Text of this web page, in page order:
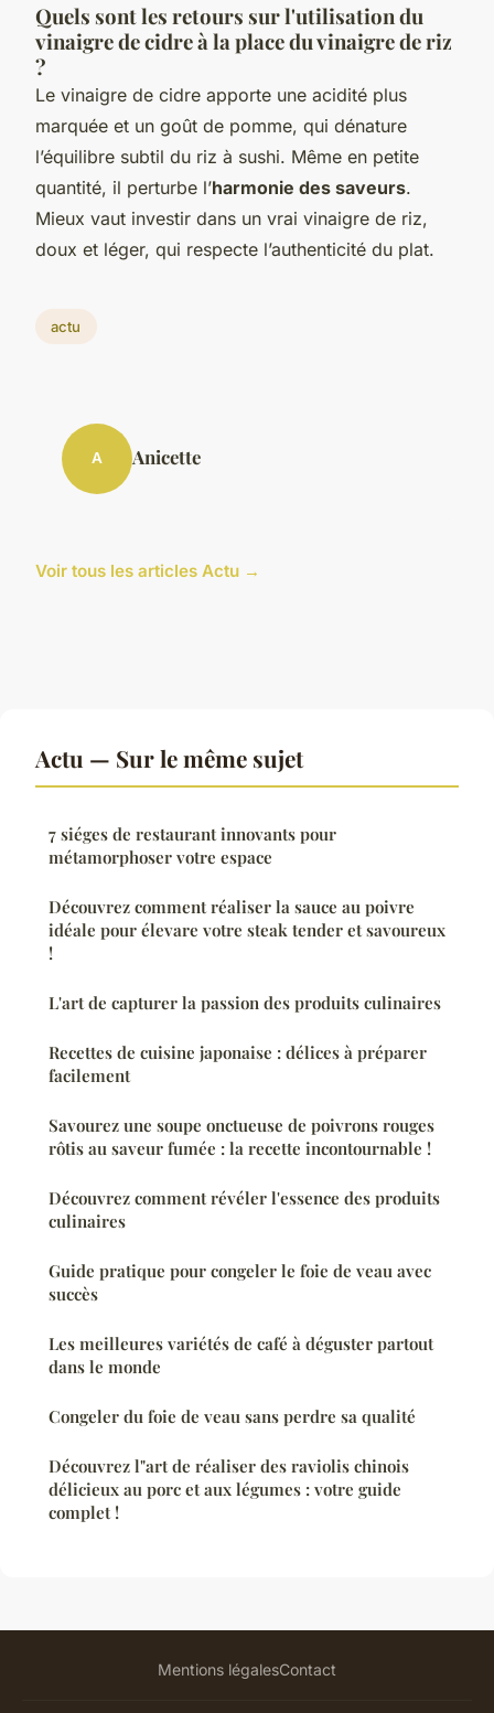
Quels sont les retours sur l'utilisation du
vinaigre de cidre à la place du vinaigre de riz
?
Le vinaigre de cidre apporte une acidité plus
marquée et un goût de pomme, qui dénature
l’équilibre subtil du riz à sushi. Même en petite
quantité, il perturbe l’harmonie des saveurs.
Mieux vaut investir dans un vrai vinaigre de riz,
doux et léger, qui respecte l’authenticité du plat.
actu
A Anicette
Voir tous les articles Actu →
Actu — Sur le même sujet
7 siéges de restaurant innovants pour
métamorphoser votre espace
Découvrez comment réaliser la sauce au poivre
idéale pour élevare votre steak tender et savoureux
!
L'art de capturer la passion des produits culinaires
Recettes de cuisine japonaise : délices à préparer
facilement
Savourez une soupe onctueuse de poivrons rouges
rôtis au saveur fumée : la recette incontournable !
Découvrez comment révéler l'essence des produits
culinaires
Guide pratique pour congeler le foie de veau avec
succès
Les meilleures variétés de café à déguster partout
dans le monde
Congeler du foie de veau sans perdre sa qualité
Découvrez l"art de réaliser des raviolis chinois
délicieux au porc et aux légumes : votre guide
complet !
Mentions légalesContact